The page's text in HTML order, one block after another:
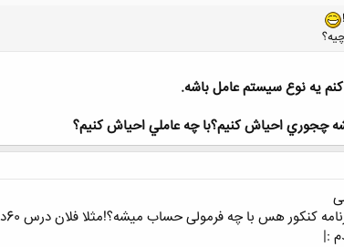
يه نوع سيستم عامل باشه.
چجوري احياش كنيم؟با چه عاملي احياش كنيم؟
کنکور هس با چه فرمولی حساب میشه؟!مثلا فلان درس 60درصد!
:|